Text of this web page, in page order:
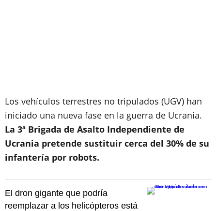
Los vehículos terrestres no tripulados (UGV) han
iniciado una nueva fase en la guerra de Ucrania.
La 3ª Brigada de Asalto Independiente de
Ucrania pretende sustituir cerca del 30% de su
infantería por robots.
El dron gigante que podría
reemplazar a los helicópteros está